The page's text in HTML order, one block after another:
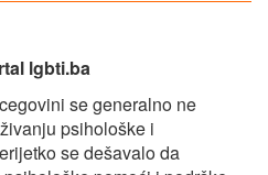
lgbti.ba
se generalno ne
psihološke i
se dešavalo da